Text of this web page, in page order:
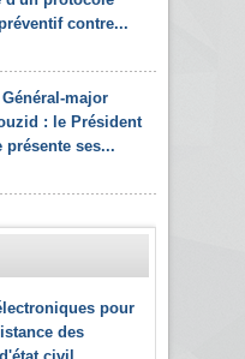
contre...
Général-major
: le Président
présente ses...
pour
des